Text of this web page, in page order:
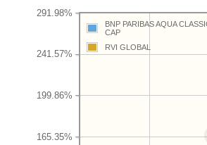
165.35%
199.86%
241.57%
291.98%
BNP PARIBAS AQUA
CAP
RVI GLOBAL